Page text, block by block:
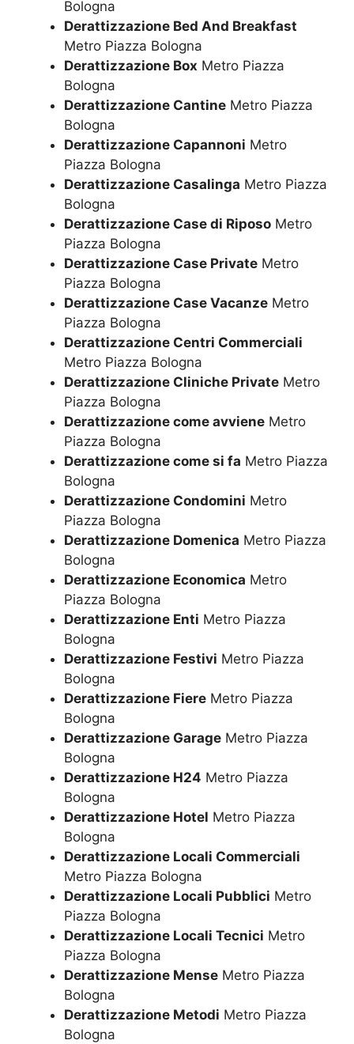
Bologna
Derattizzazione Bed And Breakfast
Metro Piazza Bologna
Derattizzazione Box Metro Piazza
Bologna
Derattizzazione Cantine Metro Piazza
Bologna
Derattizzazione Capannoni Metro
Piazza Bologna
Derattizzazione Casalinga Metro Piazza
Bologna
Derattizzazione Case di Riposo Metro
Piazza Bologna
Derattizzazione Case Private Metro
Piazza Bologna
Derattizzazione Case Vacanze Metro
Piazza Bologna
Derattizzazione Centri Commerciali
Metro Piazza Bologna
Derattizzazione Cliniche Private Metro
Piazza Bologna
Derattizzazione come avviene Metro
Piazza Bologna
Derattizzazione come si fa Metro Piazza
Bologna
Derattizzazione Condomini Metro
Piazza Bologna
Derattizzazione Domenica Metro Piazza
Bologna
Derattizzazione Economica Metro
Piazza Bologna
Derattizzazione Enti Metro Piazza
Bologna
Derattizzazione Festivi Metro Piazza
Bologna
Derattizzazione Fiere Metro Piazza
Bologna
Derattizzazione Garage Metro Piazza
Bologna
Derattizzazione H24 Metro Piazza
Bologna
Derattizzazione Hotel Metro Piazza
Bologna
Derattizzazione Locali Commerciali
Metro Piazza Bologna
Derattizzazione Locali Pubblici Metro
Piazza Bologna
Derattizzazione Locali Tecnici Metro
Piazza Bologna
Derattizzazione Mense Metro Piazza
Bologna
Derattizzazione Metodi Metro Piazza
Bologna